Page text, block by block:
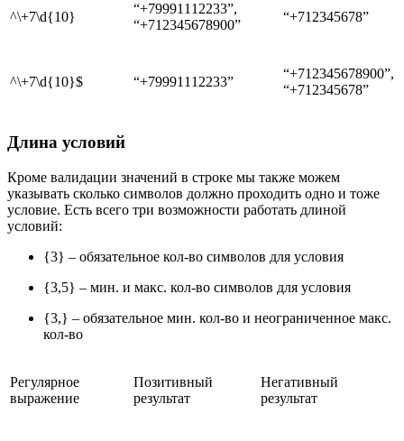
^\+7\d{10}
“+79991112233”,
“+712345678900”
“+712345678”
^\+7\d{10}$ “+79991112233”
“+712345678900”,
“+712345678”
Длина условий
Кроме валидации значений в строке мы также можем
указывать сколько символов должно проходить одно и тоже
условие. Есть всего три возможности работать длиной
условий:
{3} – обязательное кол-во символов для условия
{3,5} – мин. и макс. кол-во символов для условия
{3,} – обязательное мин. кол-во и неограниченное макс.
кол-во
Регулярное
выражение
Позитивный
результат
Негативный
результат